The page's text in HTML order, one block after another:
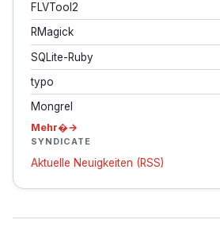
FLVTool2
RMagick
SQLite-Ruby
typo
Mongrel
Mehr�
SYNDICATE
Aktuelle Neuigkeiten (RSS)